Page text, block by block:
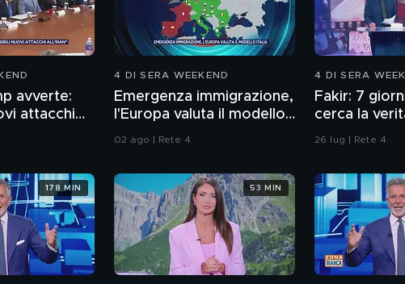
avverte:
attacchi
4 DI SERA WEEKEND
Emergenza immigrazione,
l'Europa valuta il modello
02 ago | Rete 4
4 DI SERA
Fakir: 7
cerca la
26 lug | Rete 4
178 MIN 53 MIN